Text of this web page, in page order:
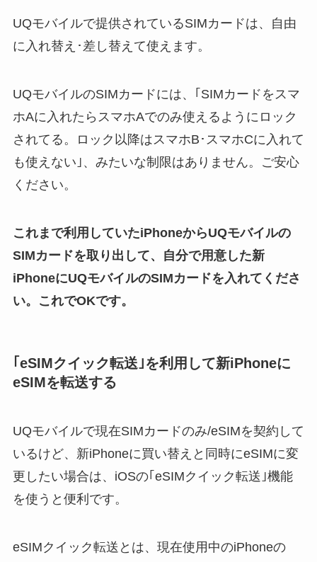
UQモバイルで提供されているSIMカードは、自由
に入れ替え･差し替えて使えます。
UQモバイルのSIMカードには、｢SIMカードをスマ
ホAに入れたらスマホAでのみ使えるようにロック
されてる。ロック以降はスマホB･スマホCに入れて
も使えない｣、みたいな制限はありません。ご安心
ください。
これまで利用していたiPhoneからUQモバイルの
SIMカードを取り出して、自分で用意した新
iPhoneにUQモバイルのSIMカードを入れてくださ
い。これでOKです。
｢eSIMクイック転送｣を利用して新iPhoneに
eSIMを転送する
UQモバイルで現在SIMカードのみ/eSIMを契約して
いるけど、新iPhoneに買い替えと同時にeSIMに変
更したい場合は、iOSの｢eSIMクイック転送｣機能
を使うと便利です。
eSIMクイック転送とは、現在使用中のiPhoneの